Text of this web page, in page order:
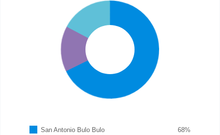
San Antonio Bulo Bulo %
68